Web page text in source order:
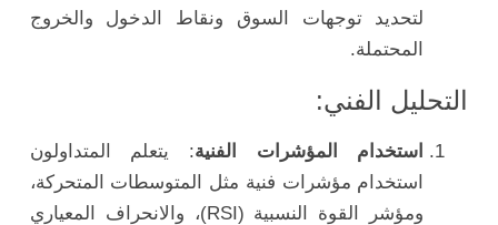
لتحديد توجهات السوق ونقاط الدخول والخروج
المحتملة.
التحليل الفني:
استخدام المؤشرات الفنية: يتعلم المتداولون
استخدام مؤشرات فنية مثل المتوسطات المتحركة،
ومؤشر القوة النسبية (RSI)، والانحراف المعياري